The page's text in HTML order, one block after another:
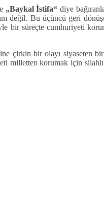
„Baykal İstifa“ diye
değil. Bu üçüncü geri
süreçte cumhuriyeti
çirkin bir olayı siyaseten
milletten korumak için